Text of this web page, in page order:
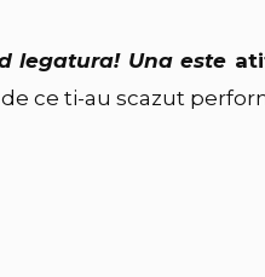
legatura! Una este
ce ti-au scazut